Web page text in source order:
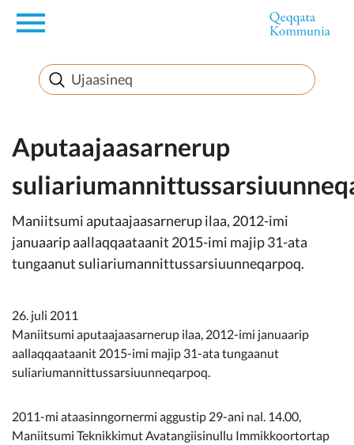
en
Innuttaasunut
Inuussutissarsiorneq
Politikki
Takornariat
Imminut sullinneq
Kommunimi pilersaarut
Kommune pillugu
Aputaajaasarnerup
Maniitsumi aputaajaasarnerup ilaa, 2012-imi
januaarip aallaqqaataanit 2015-imi majip 31-ata
tungaanut suliariumannittussarsiuunneqarpoq.
26. juli 2011
Maniitsumi aputaajaasarnerup ilaa, 2012-imi januaarip
aallaqqaataanit 2015-imi majip 31-ata tungaanut
suliariumannittussarsiuunneqarpoq.
2011-mi ataasinngornermi aggustip 29-ani nal. 14.00,
Maniitsumi Teknikkimut Avatangiisinullu Immikkoortortap